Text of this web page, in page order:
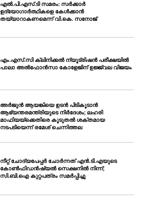
എൽ.പി.എസ്.ടി സമരം: സർക്കാർ
ഉദ്യോഗാർത്ഥികളെ കേൾക്കാൻ
തയ്യാറാകണമെന്ന് വി.കെ. സനോജ്
എം.എസ്.സി ക്ലിനിക്കൽ ന്യൂട്രിഷൻ പരീക്ഷയിൽ
പാലാ അൽഫോൻസാ കോളേജിന് ഉജ്ജ്വല വിജയം
അർജുൻ ആയങ്കിയെ ഉടൻ പിടികൂടാൻ
ആഭ്യന്തരമന്ത്രിയുടെ നിർദേശം; ലഹരി
മാഫിയയ്ക്കെതിരെ കൂടുതൽ ശക്തമായ
നടപടിയെന്ന് രമേശ് ചെന്നിത്തല
നീറ്റ് ചോദ്യപേപ്പർ ചോർന്നത് എൻ.ടി.എയുടെ
കോൺഫിഡൻഷ്യൽ സെക്ഷനിൽ നിന്ന്;
സി.ബി.ഐ കുറ്റപത്രം സമർപ്പിച്ചു